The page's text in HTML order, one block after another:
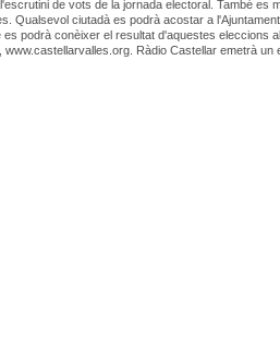
de vots de la jornada electoral. També es
Qualsevol ciutadà es podrà acostar a
es podrà conèixer el resultat d'aquestes eleccions
www.castellarvalles.org. Ràdio Castellar emetrà